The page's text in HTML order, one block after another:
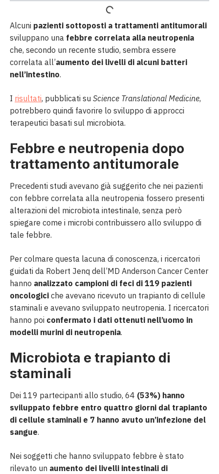
Alcuni pazienti sottoposti a trattamenti antitumorali
sviluppano una febbre correlata alla neutropenia
che, secondo un recente studio, sembra essere
correlata all’aumento dei livelli di alcuni batteri
nell’intestino.
I risultati, pubblicati su Science Translational Medicine,
potrebbero quindi favorire lo sviluppo di approcci
terapeutici basati sul microbiota.
Febbre e neutropenia dopo
trattamento antitumorale
Precedenti studi avevano già suggerito che nei pazienti
con febbre correlata alla neutropenia fossero presenti
alterazioni del microbiota intestinale, senza però
spiegare come i microbi contribuissero allo sviluppo di
tale febbre.
Per colmare questa lacuna di conoscenza, i ricercatori
guidati da Robert Jenq dell’MD Anderson Cancer Center
hanno analizzato campioni di feci di 119 pazienti
oncologici che avevano ricevuto un trapianto di cellule
staminali e avevano sviluppato neutropenia. I ricercatori
hanno poi confermato i dati ottenuti nell’uomo in
modelli murini di neutropenia.
Microbiota e trapianto di
staminali
Dei 119 partecipanti allo studio, 64 (53%) hanno
sviluppato febbre entro quattro giorni dal trapianto
di cellule staminali e 7 hanno avuto un’infezione del
sangue.
Nei soggetti che hanno sviluppato febbre è stato
rilevato un aumento dei livelli intestinali di